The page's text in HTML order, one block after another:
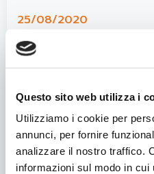
Questo sito web utilizza i
Utilizziamo i cookie per
annunci, per fornire
analizzare il nostro traffico.
informazioni sul modo in
25/08/2020
Scadenza
del 30 settembre.
• Bando servizio civile
• Domanda di ammissione
• Dichiarazione per
• Progetto EDU-CARE
• Progetto saltare i fossi